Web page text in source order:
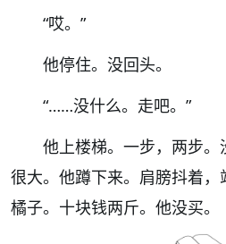
“哎。 ”
他停住。没回头。
“……没什么。走吧。 ”
他上楼梯。一步，两步
很大。他蹲下来。肩膀抖着
橘子。十块钱两斤。他没买。